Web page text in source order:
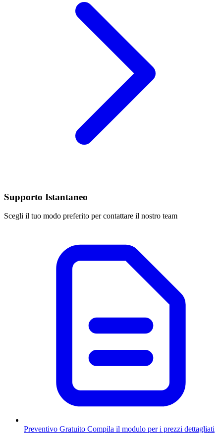
Supporto Istantaneo
Scegli il tuo modo preferito per contattare il nostro team
Preventivo Gratuito Compila il modulo per i prezzi dettagliati